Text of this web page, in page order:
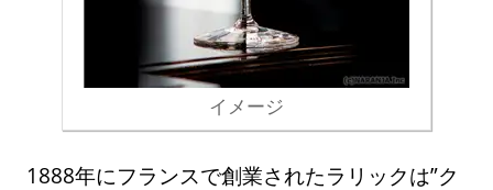
イメージ
1888年にフランスで創業されたラリックは”ク